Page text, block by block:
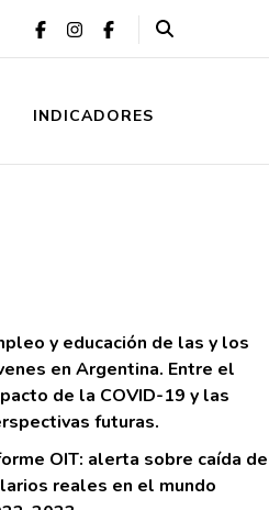
INDICADORES
y educación de las y los
en Argentina. Entre el
de la COVID-19 y las
futuras.
OIT: alerta sobre caí­da de
reales en el mundo